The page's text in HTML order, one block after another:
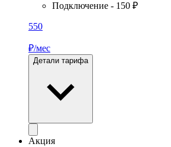
Подключение - 150 ₽
550
₽/мес
Детали тарифа
Акция